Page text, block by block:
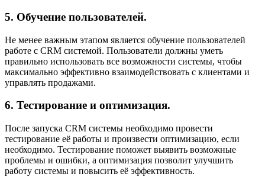
5. Обучение пользователей.
Не менее важным этапом является обучение пользователей
работе с CRM системой. Пользователи должны уметь
правильно использовать все возможности системы, чтобы
максимально эффективно взаимодействовать с клиентами и
управлять продажами.
6. Тестирование и оптимизация.
После запуска CRM системы необходимо провести
тестирование её работы и произвести оптимизацию, если
необходимо. Тестирование поможет выявить возможные
проблемы и ошибки, а оптимизация позволит улучшить
работу системы и повысить её эффективность.